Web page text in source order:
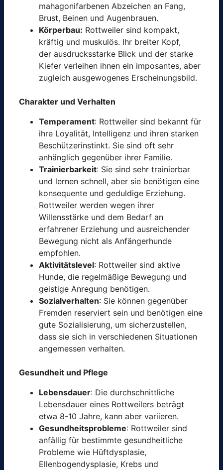
mahagonifarbenen Abzeichen an Fang,
Brust, Beinen und Augenbrauen.
Körperbau: Rottweiler sind kompakt,
kräftig und muskulös. Ihr breiter Kopf,
der ausdrucksstarke Blick und der starke
Kiefer verleihen ihnen ein imposantes, aber
zugleich ausgewogenes Erscheinungsbild.
Charakter und Verhalten
Temperament: Rottweiler sind bekannt für
ihre Loyalität, Intelligenz und ihren starken
Beschützerinstinkt. Sie sind oft sehr
anhänglich gegenüber ihrer Familie.
Trainierbarkeit: Sie sind sehr trainierbar
und lernen schnell, aber sie benötigen eine
konsequente und geduldige Erziehung.
Rottweiler werden wegen ihrer
Willensstärke und dem Bedarf an
erfahrener Erziehung und ausreichender
Bewegung nicht als Anfängerhunde
empfohlen.
Aktivitätslevel: Rottweiler sind aktive
Hunde, die regelmäßige Bewegung und
geistige Anregung benötigen.
Sozialverhalten: Sie können gegenüber
Fremden reserviert sein und benötigen eine
gute Sozialisierung, um sicherzustellen,
dass sie sich in verschiedenen Situationen
angemessen verhalten.
Gesundheit und Pflege
Lebensdauer: Die durchschnittliche
Lebensdauer eines Rottweilers beträgt
etwa 8-10 Jahre, kann aber variieren.
Gesundheitsprobleme: Rottweiler sind
anfällig für bestimmte gesundheitliche
Probleme wie Hüftdysplasie,
Ellenbogendysplasie, Krebs und